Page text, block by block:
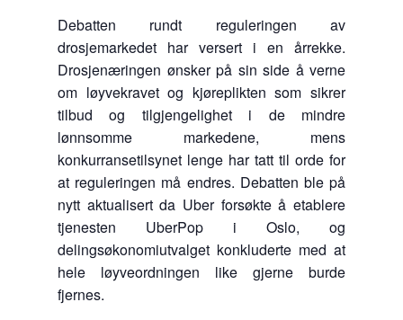
Debatten rundt reguleringen av
drosjemarkedet har versert i en årrekke.
Drosjenæringen ønsker på sin side å verne
om løyvekravet og kjøreplikten som sikrer
tilbud og tilgjengelighet i de mindre
lønnsomme markedene, mens
konkurransetilsynet lenge har tatt til orde for
at reguleringen må endres. Debatten ble på
nytt aktualisert da Uber forsøkte å etablere
tjenesten UberPop i Oslo, og
delingsøkonomiutvalget konkluderte med at
hele løyveordningen like gjerne burde
fjernes.